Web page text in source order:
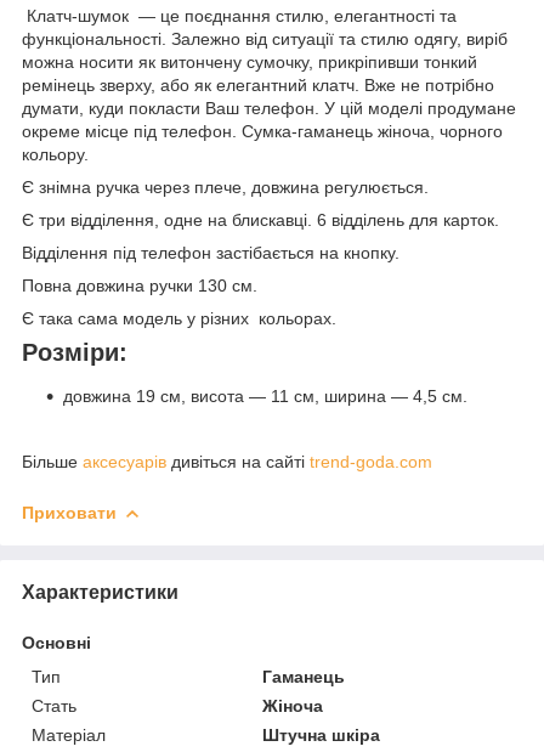
Клатч-шумок — це поєднання стилю, елегантності та
функціональності. Залежно від ситуації та стилю одягу, виріб
можна носити як витончену сумочку, прикріпивши тонкий
ремінець зверху, або як елегантний клатч. Вже не потрібно
думати, куди покласти Ваш телефон. У цій моделі продумане
окреме місце під телефон. Сумка-гаманець жіноча, чорного
кольору.
Є знімна ручка через плече, довжина регулюється.
Є три відділення, одне на блискавці. 6 відділень для карток.
Відділення під телефон застібається на кнопку.
Повна довжина ручки 130 см.
Є така сама модель у різних кольорах.
Розміри:
довжина 19 см, висота — 11 см, ширина — 4,5 см.
Більше аксесуарів дивіться на сайті trend-goda.com
Приховати
Характеристики
Основні
Тип
Гаманець
Стать
Жіноча
Матеріал
Штучна шкіра